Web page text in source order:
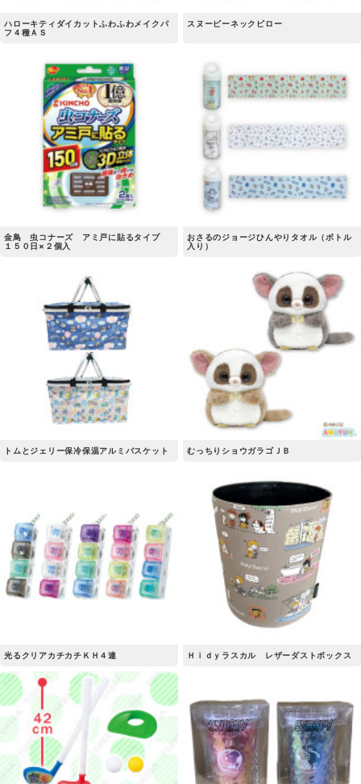
ハローキティダイカットふわふわメイクパ
フ４種ＡＳ
スヌーピーネックピロー
金鳥 虫コナーズ アミ戸に貼るタイプ
１５０日×２個入
おさるのジョージひんやりタオル（ボトル
入り）
トムとジェリー保冷保温アルミバスケット むっちりショウガラゴＪＢ
光るクリアカチカチＫＨ４連 Ｈｉｄｙラスカル レザーダストボックス